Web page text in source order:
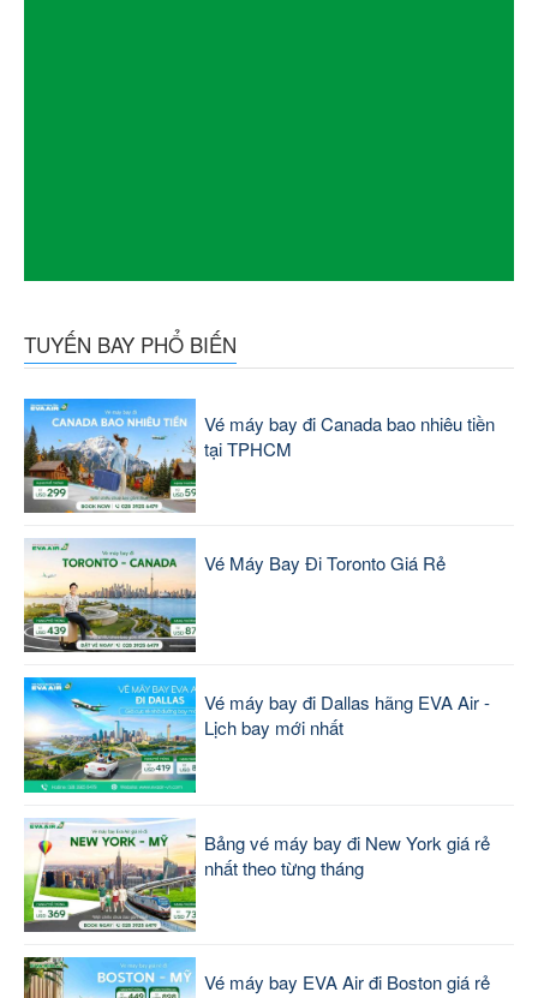
TUYẾN BAY PHỔ BIẾN
Vé máy bay đi Canada bao nhiêu tiền
tại TPHCM
Vé Máy Bay Đi Toronto Giá Rẻ
Vé máy bay đi Dallas hãng EVA Air -
Lịch bay mới nhất
Bảng vé máy bay đi New York giá rẻ
nhất theo từng tháng
Vé máy bay EVA Air đi Boston giá rẻ